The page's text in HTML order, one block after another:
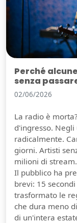
Perché
senza
02/06/2026
La radio è
d'ingresso.
radicalmente.
giorni. Artisti
milioni di
Il pubblico ha
brevi: 15
trasformato le
che dura meno
di un'intera